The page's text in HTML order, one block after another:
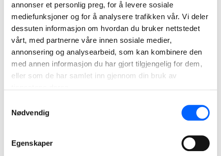
annonser et personlig preg, for å levere sosiale
mediefunksjoner og for å analysere trafikken vår. Vi deler
dessuten informasjon om hvordan du bruker nettstedet
vårt, med partnerne våre innen sosiale medier,
annonsering og analysearbeid, som kan kombinere den
med annen informasjon du har gjort tilgjengelig for dem,
eller som de har samlet inn gjennom din bruk av
Nødvendig
Egenskaper
Som leksehjelper i Røde Kors bidrar du til at flere mestrer
skolehverdagen. Du møter elevene i et trygt miljø og legger
til rette for at elevene skal oppleve mestring og motivasjon.
Med leksehjelptilbudet ønsker Røde Kors å bidra til at
elevene kan ta den utdannelsen og de yrkesvalgene de
ønsker.